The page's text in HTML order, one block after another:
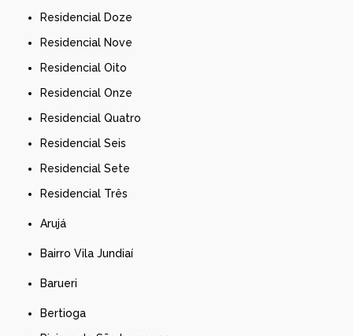
Residencial Doze
Residencial Nove
Residencial Oito
Residencial Onze
Residencial Quatro
Residencial Seis
Residencial Sete
Residencial Três
Arujá
Bairro Vila Jundiaí
Barueri
Bertioga